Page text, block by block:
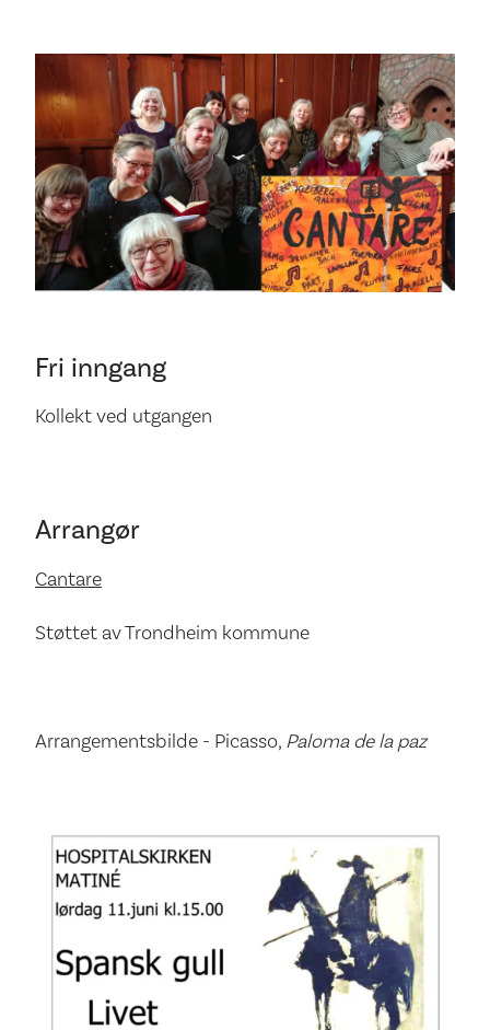
Fri inngang
Kollekt ved utgangen
Arrangør
Cantare
Støttet av Trondheim kommune
Arrangementsbilde - Picasso, Paloma de la paz